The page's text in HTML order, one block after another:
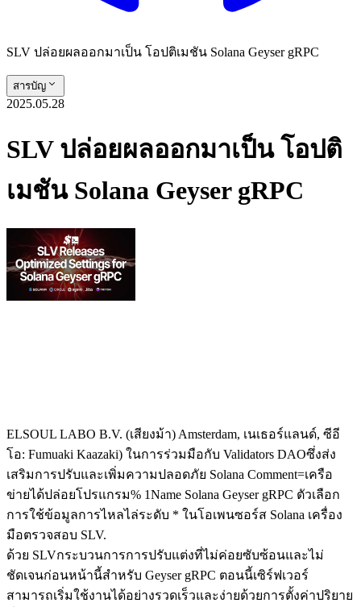
SLV ปล่อยผลออกมาเป็น โอปติเมชัน Solana Geyser gRPC
สารบัญ
2025.05.28
SLV ปล่อยผลออกมาเป็น โอปติ
เมชัน Solana Geyser gRPC
ELSOUL LABO B.V. (เสียงม้า) Amsterdam, เนเธอร์แลนด์, ซีอี
โอ: Fumuaki Kaazaki) ในการร่วมมือกับ Validators DAOซึ่งส่ง
เสริมการปรับและเพิ่มความปลอดภัย Solana Comment=เครือ
ข่ายได้ปล่อยโปรแกรม% 1Name Solana Geyser gRPC ตัวเลือก
การใช้ข้อมูลการไหลไล่ระดับ * ในโอเพนซอร์ส Solana เครื่อง
มือตรวจสอบ SLV.
ด้วย SLVกระบวนการการปรับแต่งที่ไม่ค่อยซับซ้อนและไม่
ชัดเจนก่อนหน้านี้สําหรับ Geyser gRPC ตอนนี้เซิร์ฟเวอร์
สามารถเริ่มใช้งานได้อย่างรวดเร็วและง่ายด้วยการตั้งค่าปริยาย